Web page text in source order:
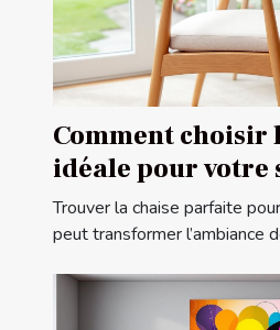
Comment choisir
idéale pour votre
manger ?
Trouver la chaise parfaite
peut transformer l’ambiance